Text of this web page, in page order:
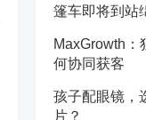
篷车即将到站
MaxGrowth：
何协同获客
孩子配眼镜，
片？